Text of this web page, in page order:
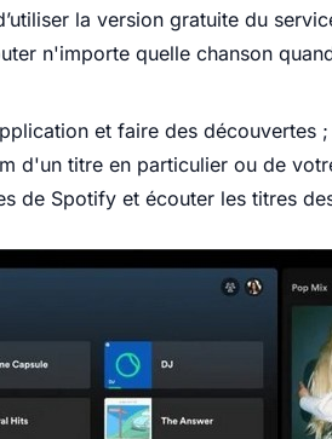
la version gratuite du
n'importe quelle chanson
et faire des découvertes ;
d'un titre en particulier ou de
de Spotify et écouter les titres